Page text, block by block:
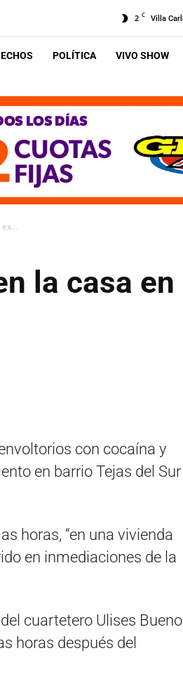
2 C Villa
POLÍTICA VIVO SHOW
la casa
con cocaína y
en barrio Tejas del Sur
horas, “en una vivienda
en inmediaciones de la
cuartetero Ulises
horas después del